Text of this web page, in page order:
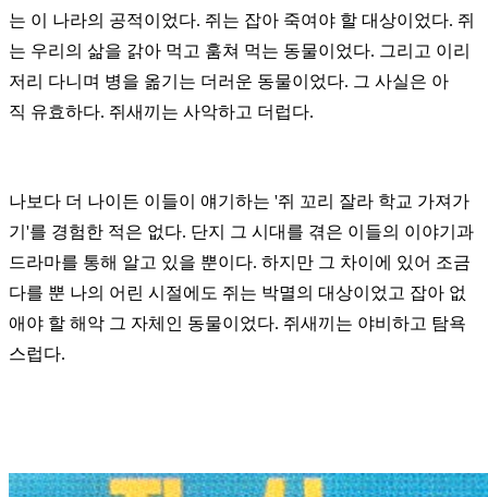
는 이 나라의 공적이었다. 쥐는 잡아 죽여야 할 대상이었다. 쥐
는 우리의 삶을 갉아 먹고 훔쳐 먹는 동물이었다. 그리고 이리
저리 다니며 병을 옮기는 더러운 동물이었다. 그 사실은 아
직 유효하다. 쥐새끼는 사악하고 더럽다.
나보다 더 나이든 이들이 얘기하는 '쥐 꼬리 잘라 학교 가져가
기'를 경험한 적은 없다. 단지 그 시대를 겪은 이들의 이야기과
드라마를 통해 알고 있을 뿐이다. 하지만 그 차이에 있어 조금
다를 뿐 나의 어린 시절에도 쥐는 박멸의 대상이었고 잡아 없
애야 할 해악 그 자체인 동물이었다. 쥐새끼는 야비하고 탐욕
스럽다.